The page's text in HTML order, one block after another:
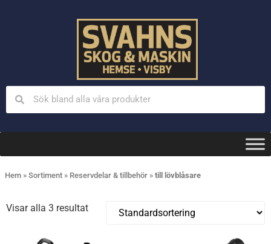
Hem » Sortiment » Reservdelar & tillbehör » till lövblåsare
Visar alla 3 resultat